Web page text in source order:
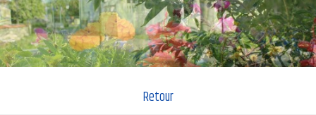
Retour